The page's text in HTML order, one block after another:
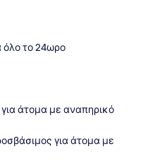
όλο το 24ωρο
άτομα με αναπηρικό
για άτομα με